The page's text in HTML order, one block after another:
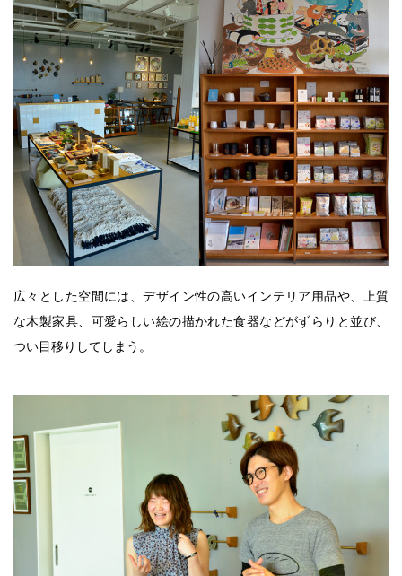
広々とした空間には、デザイン性の高いインテリア用品や、上質
な木製家具、可愛らしい絵の描かれた食器などがずらりと並び、
つい目移りしてしまう。